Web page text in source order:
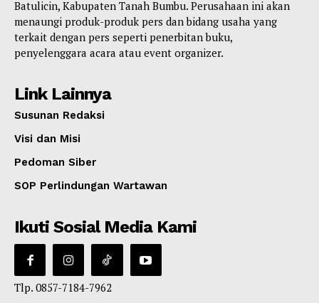
Batulicin, Kabupaten Tanah Bumbu. Perusahaan ini akan
menaungi produk-produk pers dan bidang usaha yang
terkait dengan pers seperti penerbitan buku,
penyelenggara acara atau event organizer.
Link Lainnya
Susunan Redaksi
Visi dan Misi
Pedoman Siber
SOP Perlindungan Wartawan
Ikuti Sosial Media Kami
Tlp. 0857-7184-7962